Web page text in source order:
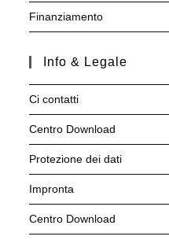
Finanziamento
Info & Legale
Ci contatti
Centro Download
Protezione dei dati
Impronta
Centro Download